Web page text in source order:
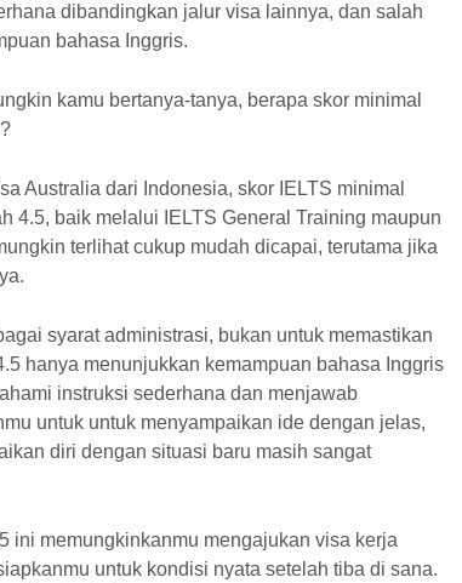
dibandingkan jalur visa lainnya, dan salah
bahasa Inggris.
kamu bertanya-tanya, berapa skor minimal
Australia dari Indonesia, skor IELTS minimal
4.5, baik melalui IELTS General Training maupun
terlihat cukup mudah dicapai, terutama jika
syarat administrasi, bukan untuk memastikan
hanya menunjukkan kemampuan bahasa Inggris
instruksi sederhana dan menjawab
untuk untuk menyampaikan ide dengan jelas,
diri dengan situasi baru masih sangat
ini memungkinkanmu mengajukan visa kerja
untuk kondisi nyata setelah tiba di sana.